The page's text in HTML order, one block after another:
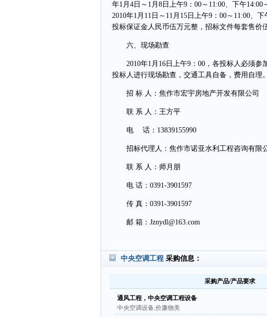
年1月4日～1月8日上午9：00～11:00、下午
2010年1月11日～11月15日上午9：00～11:00、
投标保证金人民币伍万元整，招标文件每套售价
六、现场勘查
2010年1月16日上午9：00，各投标人必须参
投标人进行现场勘查，交通工具自备，费用自理。
招 标 人：焦作市宏宇房地产开发有限公司
联 系 人：王方平
电 话：13839155990
招标代理人：焦作市诺亚水利工程咨询有限
联 系 人：师月朋
电 话：0391-3901597
传 真：0391-3901597
邮 箱： Jznydl@163.com
中央空调工程 采购信息：
采购产品/产品要求
通风工程，中央空调工程设备
中央空调设备,价廉物美